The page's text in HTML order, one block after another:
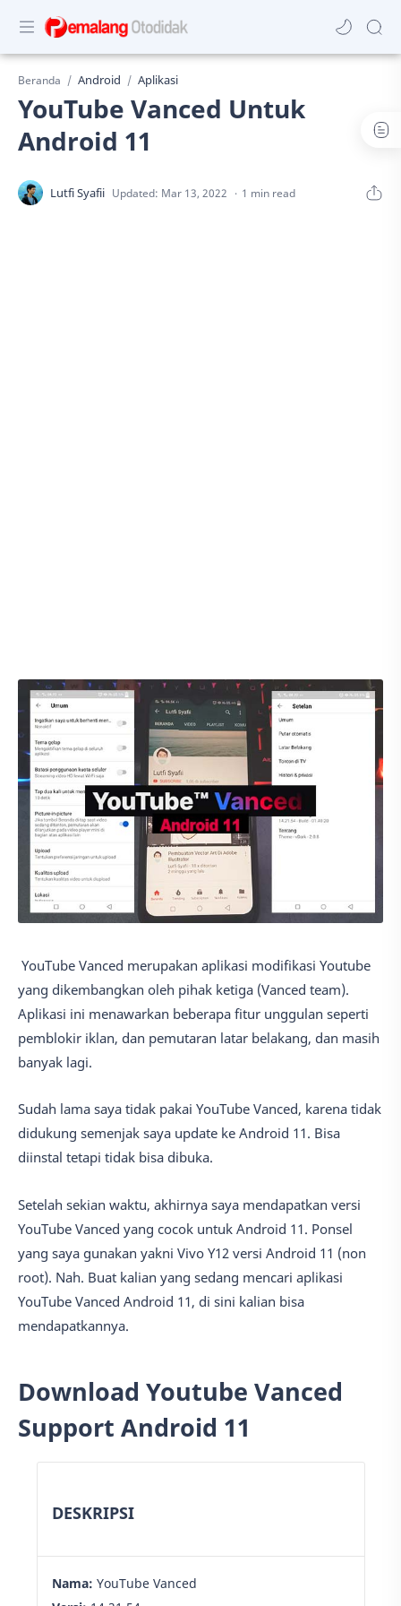
Beranda Android Aplikasi
YouTube Vanced Untuk
Android 11
1 min read
YouTube Vanced merupakan aplikasi modifikasi Youtube
yang dikembangkan oleh pihak ketiga (Vanced team).
Aplikasi ini menawarkan beberapa fitur unggulan seperti
pemblokir iklan, dan pemutaran latar belakang, dan masih
banyak lagi.
Sudah lama saya tidak pakai YouTube Vanced, karena tidak
didukung semenjak saya update ke Android 11. Bisa
diinstal tetapi tidak bisa dibuka.
Setelah sekian waktu, akhirnya saya mendapatkan versi
YouTube Vanced yang cocok untuk Android 11. Ponsel
yang saya gunakan yakni Vivo Y12 versi Android 11 (non
root). Nah. Buat kalian yang sedang mencari aplikasi
YouTube Vanced Android 11, di sini kalian bisa
mendapatkannya.
Download Youtube Vanced
Support Android 11
DESKRIPSI
Nama: YouTube Vanced